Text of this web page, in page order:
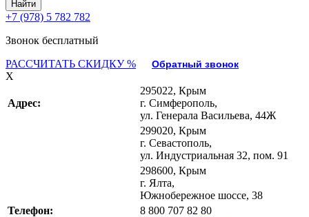
+7 (978) 5 782 782
Звонок бесплатный
РАССЧИТАТЬ СКИДКУ %
Обратный звонок
X
Адрес:
295022, Крым
г. Симферополь,
ул. Генерала Васильева, 44Ж
299020, Крым
г. Севастополь,
ул. Индустриальная 32, пом. 91
298600, Крым
г. Ялта,
Южнобережное шоссе, 38
Телефон:
8 800 707 82 80